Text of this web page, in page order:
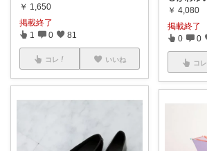
￥ 1,650
掲載終了
1 0 81
コレ いいね
￥ 4,080
掲載終了
0 0
コレ